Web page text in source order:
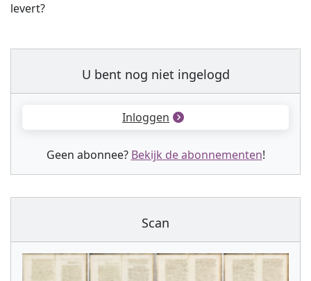
levert?
U bent nog niet ingelogd
Inloggen
Geen abonnee? Bekijk de abonnementen!
Scan